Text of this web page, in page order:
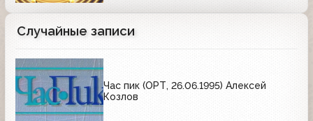
Случайные записи
Час пик (ОРТ, 26.06.1995) Алексей
Козлов